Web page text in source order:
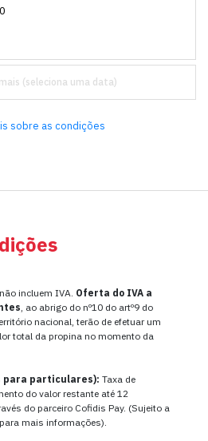
sobre as condições
incluem IVA. Oferta do IVA a
, ao abrigo do nº10 do artº9 do
nacional, terão de efetuar um
total da propina no momento da
para particulares): Taxa de
do valor restante até 12
do parceiro Cofidis Pay. (Sujeito a
mais informações).